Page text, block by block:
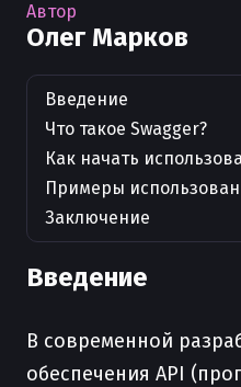
Автор
Олег Марков
Введение
Что такое Swagger?
Как начать
Примеры
Заключение
Введение
В современной
обеспечения API